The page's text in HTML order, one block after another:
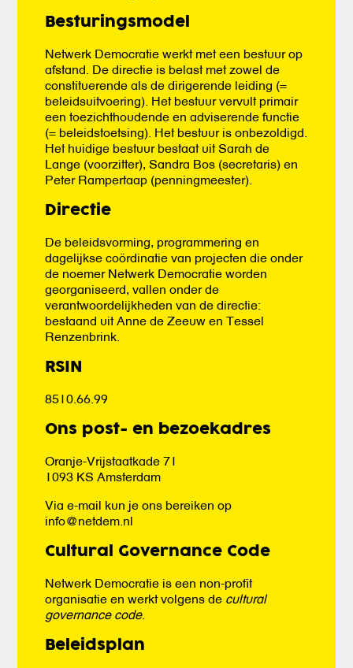
Besturingsmodel
Netwerk Democratie werkt met een bestuur op
afstand. De directie is belast met zowel de
constituerende als de dirigerende leiding (=
beleidsuitvoering). Het bestuur vervult primair
een toezichthoudende en adviserende functie
(= beleidstoetsing). Het bestuur is onbezoldigd.
Het huidige bestuur bestaat uit Sarah de
Lange (voorzitter), Sandra Bos (secretaris) en
Peter Rampertaap (penningmeester).
Directie
De beleidsvorming, programmering en
dagelijkse coördinatie van projecten die onder
de noemer Netwerk Democratie worden
georganiseerd, vallen onder de
verantwoordelijkheden van de directie:
bestaand uit Anne de Zeeuw en Tessel
Renzenbrink.
RSIN
8510.66.99
Ons post- en bezoekadres
Oranje-Vrijstaatkade 71
1093 KS Amsterdam
Via e-mail kun je ons bereiken op
info@netdem.nl
Cultural Governance Code
Netwerk Democratie is een non-profit
organisatie en werkt volgens de cultural
governance code.
Beleidsplan